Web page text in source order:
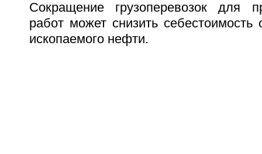
Сокращение грузоперевозок для
работ может снизить себестоимость
ископаемого нефти.